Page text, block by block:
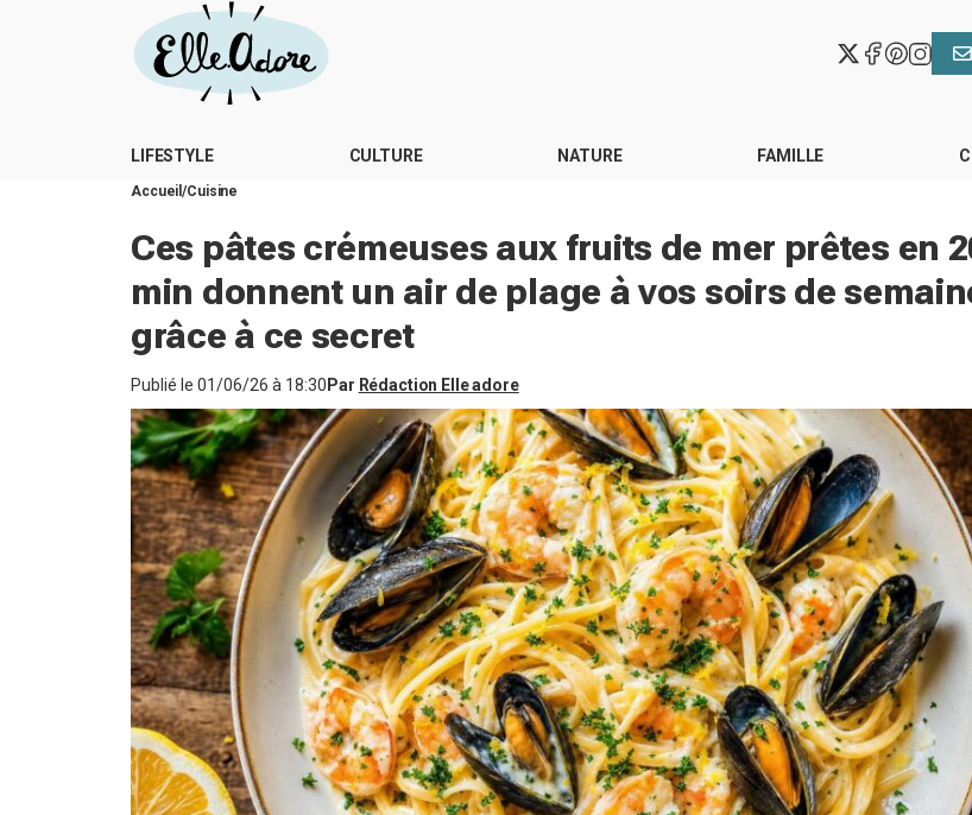
LIFESTYLE CULTURE NATURE FAMILLE
Accueil Cuisine
Ces pâtes crémeuses aux fruits de mer prêtes en
min donnent un air de plage à vos soirs de
grâce à ce secret
Publié le 01/06/26 à 18:30 Par Rédaction Elle adore